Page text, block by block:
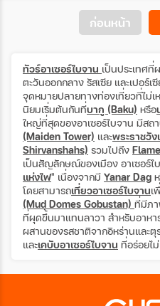
ก่อนหน้า
ทัวร์อาเซอร์ไบจาน เป็นประเทศ
ตะวันออกกลาง รัสเซีย และเปอร์
จุดหมายปลายทางท่องเที่ยวที่ไม่เ
นิยมเริ่มต้นกันที่บากู (Baku) หรือ
ใหญ่ที่สุดของอาเซอร์ไบจาน มีส
(Maiden Tower) และพระราชวั
Shirvanshahs) รวมไปถึง
เป็นสัญลักษณ์ของเมือง อาเซอร์ไ
แห่งไฟ" เนื่องจากมี Yanar Dag
โดยสามารถเที่ยวอาเซอร์ไบจานเ
(Mud Domes Gobustan) ที่มีภา
ที่ผุดขึ้นมาแทนลาวา สำหรับอาห
ผสานของรสชาติจากอิหร่านและ
และเคบับอาเซอร์ไบจาน ที่อร่อยไ